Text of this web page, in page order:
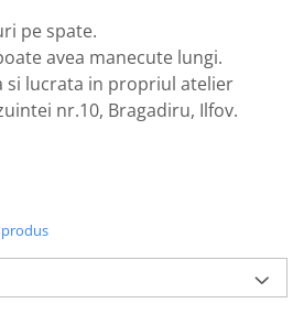
pe spate.
avea manecute lungi.
si lucrata in propriul atelier
nr.10, Bragadiru, Ilfov.